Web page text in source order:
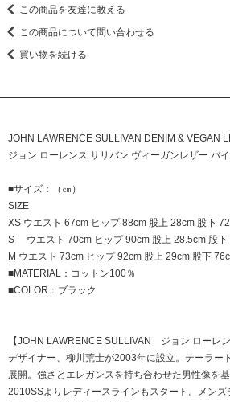
この商品を友達に教える
この商品について問い合わせる
買い物を続ける
JOHN LAWRENCE SULLIVAN DENIM & VEGAN
ジョン ローレンス サリバン ヴィーガンレザー バ
■サイズ：（㎝）
SIZE
XS ウエスト 67cm ヒップ 88cm 股上 28cm 股下
S ウエスト 70cm ヒップ 90cm 股上 28.5cm 股下
M ウエスト 73cm ヒップ 92cm 股上 29cm 股下
■MATERIAL：コットン100％
■COLOR：ブラック
【JOHN LAWRENCE SULLIVAN ジョン ローレン
デザイナー、柳川荒士が2003年に設立。テーラー
展開。強さとエレガンスを持ち合わせた男性像を
2010SSよりレディースラインもスタート。メン